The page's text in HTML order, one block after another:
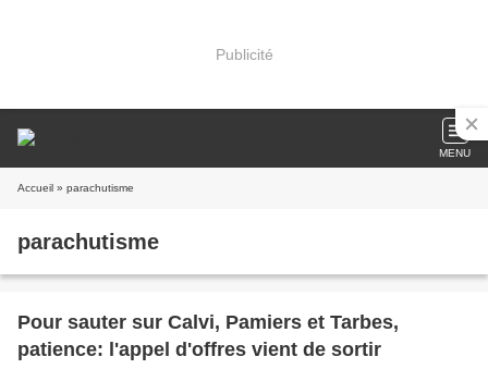
Publicité
MENU
Accueil » parachutisme
parachutisme
Pour sauter sur Calvi, Pamiers et Tarbes,
patience: l'appel d'offres vient de sortir